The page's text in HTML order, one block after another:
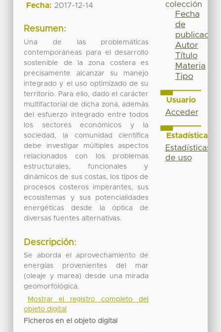
Fecha: 2017-12-14
Resumen:
Una de las problemáticas
contemporáneas para el desarrollo
sostenible de la zona costera es
precisamente alcanzar su manejo
integrado y el uso optimizado de su
territorio. Para ello, dado el carácter
multifactorial de dicha zona, además
del esfuerzo integrado entre todos
los sectores económicos y la
sociedad, la comunidad científica
debe investigar múltiples aspectos
relacionados con los problemas
estructurales, funcionales y
dinámicos de sus costas, los tipos de
procesos costeros imperantes, sus
ecosistemas y sus potencialidades
energéticas desde la óptica de
diversas fuentes alternativas.
Descripción:
Se aborda el aprovechamiento de
energías provenientes del mar
(oleaje y marea) desde una mirada
geomorfológica.
Mostrar el registro completo del
objeto digital
Ficheros en el objeto digital
colección
Fecha
de
publicación
Autor
Título
Materia
Tipo
Usuario
Acceder
Estadísticas
Estadísticas
de uso